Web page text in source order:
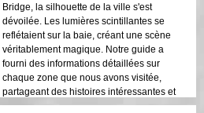
Bridge, la silhouette de la ville s'est
dévoilée. Les lumières scintillantes se
reflétaient sur la baie, créant une scène
véritablement magique. Notre guide a
fourni des informations détaillées sur
chaque zone que nous avons visitée,
partageant des histoires intéressantes et
veillant à ce que tout le monde se sente en